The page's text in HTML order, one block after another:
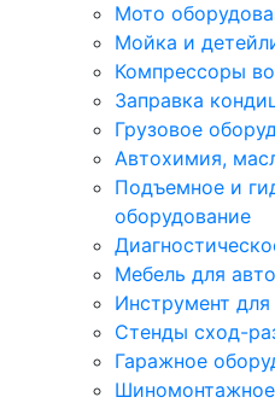
Мото
Мойка и
Компрессоры
Заправка
Грузовое
Автохимия,
Подъемное и
оборудование
Мебель для
Инструмент
Стенды сход-
Гаражное